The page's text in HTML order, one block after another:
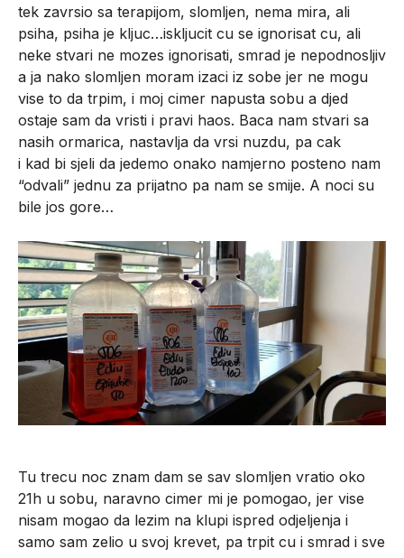
tek zavrsio sa terapijom, slomljen, nema mira, ali
psiha, psiha je kljuc…iskljucit cu se ignorisat cu, ali
neke stvari ne mozes ignorisati, smrad je nepodnosljiv
a ja nako slomljen moram izaci iz sobe jer ne mogu
vise to da trpim, i moj cimer napusta sobu a djed
ostaje sam da vristi i pravi haos. Baca nam stvari sa
nasih ormarica, nastavlja da vrsi nuzdu, pa cak
i kad bi sjeli da jedemo onako namjerno posteno nam
“odvali” jednu za prijatno pa nam se smije. A noci su
bile jos gore…
Tu trecu noc znam dam se sav slomljen vratio oko
21h u sobu, naravno cimer mi je pomogao, jer vise
nisam mogao da lezim na klupi ispred odjeljenja i
samo sam zelio u svoj krevet, pa trpit cu i smrad i sve